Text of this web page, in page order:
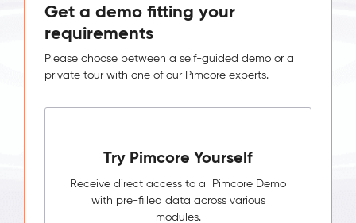
Get a demo fitting your
requirements
Please choose between a self-guided demo or a
private tour with one of our Pimcore experts.
Try Pimcore Yourself
Receive direct access to a Pimcore Demo
with pre-filled data across various
modules.